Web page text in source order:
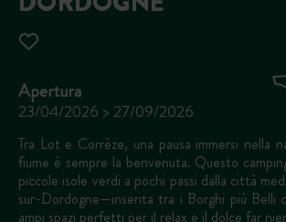
Apertura
23/04/2026 > 27/09/2026
Tra Lot e Corrèze, una pausa immersi nella
fiume è sempre la benvenuta. Questo
piccole isole verdi a pochi passi dalla città
sur-Dordogne—inserita tra i Borghi più Belli
ampi spazi perfetti per il relax e il dolce far